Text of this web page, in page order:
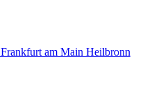
Frankfurt am Main Heilbronn